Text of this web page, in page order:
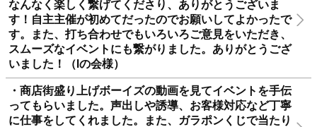
・楽しく明るい司会でお客様も演者も飽きずに終始楽し
くイベントを行うことができました。急な時間調整でも
なんなく楽しく繋げてくださり、ありがとうございま
す！自主主催が初めてだったのでお願いしてよかったで
す。また、打ち合わせでもいろいろご意見をいただき、
スムーズなイベントにも繋がりました。ありがとうござ
いました！（Iの会様）